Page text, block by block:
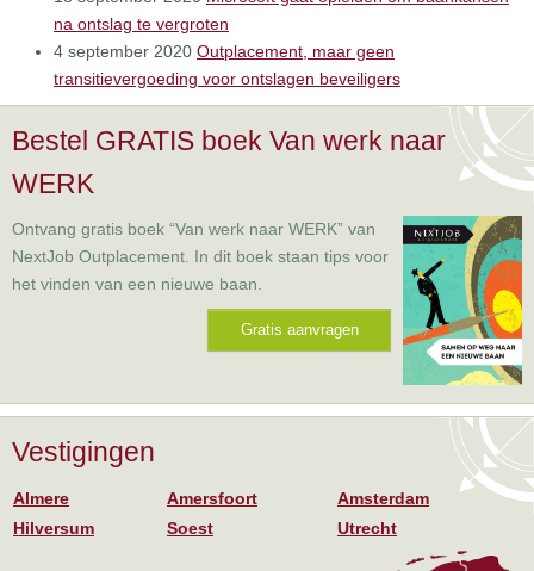
na ontslag te vergroten
4 september 2020 Outplacement, maar geen
transitievergoeding voor ontslagen beveiligers
Bestel GRATIS boek Van werk naar
WERK
Ontvang gratis boek “Van werk naar WERK” van
NextJob Outplacement. In dit boek staan tips voor
het vinden van een nieuwe baan.
Gratis aanvragen
Vestigingen
Almere Amersfoort
Amsterdam
Hilversum
Soest Utrecht